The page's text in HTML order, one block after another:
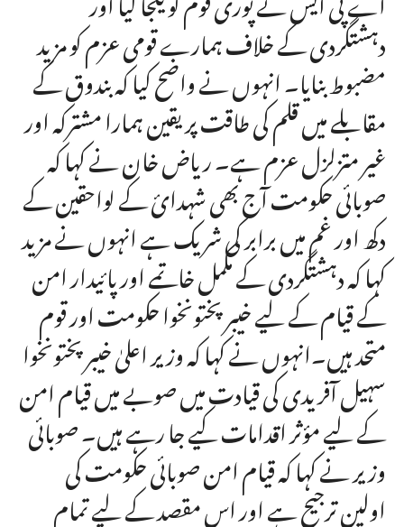
دہشتگردی کے خلاف ہمارے قومی عزم کو مزید
مضبوط بنایا۔ انہوں نے واضح کیا کہ بندوق کے
مقابلے میں قلم کی طاقت پر یقین ہمارا مشترکہ اور
غیر متزلزل عزم ہے۔ ریاض خان نے کہا کہ
صوبائی حکومت آج بھی شہدائ کے لواحقین کے
دکھ اور غم میں برابر کی شریک ہے انہوں نے مزید
کہا کہ دہشتگردی کے مکمل خاتمے اور پائیدار امن
کے قیام کے لیے خیبرپختونخوا حکومت اور قوم
متحد ہیں۔انہوں نے کہا کہ وزیر اعلیٰ خیبرپختونخوا
سہیل آفریدی کی قیادت میں صوبے میں قیام امن
کے لیے مؤثر اقدامات کیے جا رہے ہیں۔ صوبائی
وزیر نے کہا کہ قیام امن صوبائی حکومت کی
اولین ترجیح ہے اور اس مقصد کے لیے تمام